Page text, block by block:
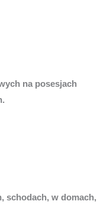
na posesjach
schodach, w domach,